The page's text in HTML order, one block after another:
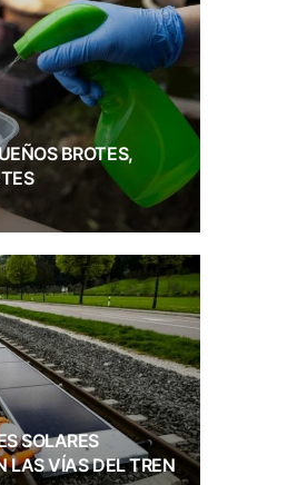
BROTES,
SOLARES
LAS VÍAS DEL TREN